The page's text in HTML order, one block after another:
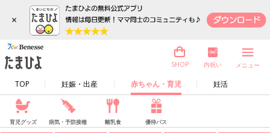
×
TOP 妊娠・出産 赤ちゃん・育児 妊活
SHOP 内祝い メニュー
育児グッズ 病気・予防接種 離乳食 優待パス